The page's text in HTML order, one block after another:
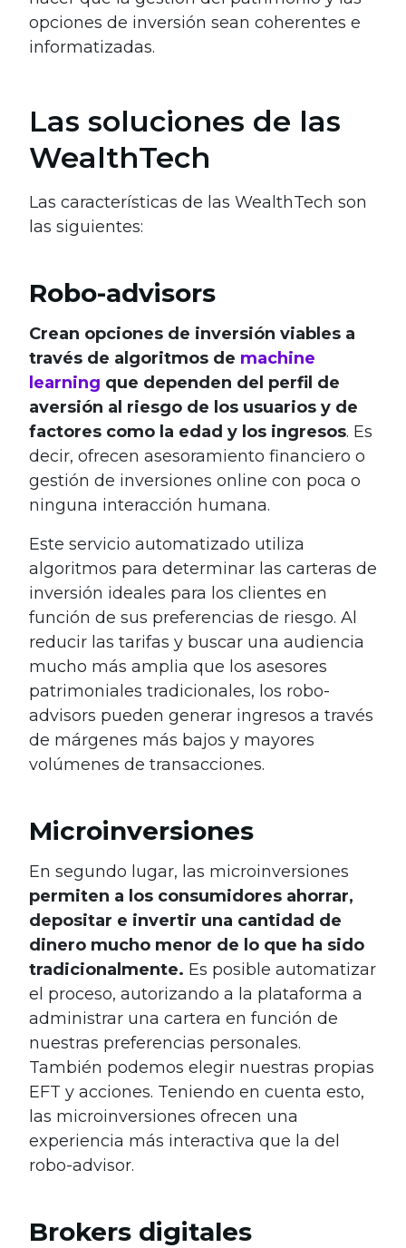
opciones de inversión sean coherentes e
informatizadas.
Las soluciones de las
WealthTech
Las características de las WealthTech son
las siguientes:
Robo-advisors
Crean opciones de inversión viables a
través de algoritmos de machine
learning que dependen del perfil de
aversión al riesgo de los usuarios y de
factores como la edad y los ingresos. Es
decir, ofrecen asesoramiento financiero o
gestión de inversiones online con poca o
ninguna interacción humana.
Este servicio automatizado utiliza
algoritmos para determinar las carteras de
inversión ideales para los clientes en
función de sus preferencias de riesgo. Al
reducir las tarifas y buscar una audiencia
mucho más amplia que los asesores
patrimoniales tradicionales, los robo-
advisors pueden generar ingresos a través
de márgenes más bajos y mayores
volúmenes de transacciones.
Microinversiones
En segundo lugar, las microinversiones
permiten a los consumidores ahorrar,
depositar e invertir una cantidad de
dinero mucho menor de lo que ha sido
tradicionalmente. Es posible automatizar
el proceso, autorizando a la plataforma a
administrar una cartera en función de
nuestras preferencias personales.
También podemos elegir nuestras propias
EFT y acciones. Teniendo en cuenta esto,
las microinversiones ofrecen una
experiencia más interactiva que la del
robo-advisor.
Brokers digitales